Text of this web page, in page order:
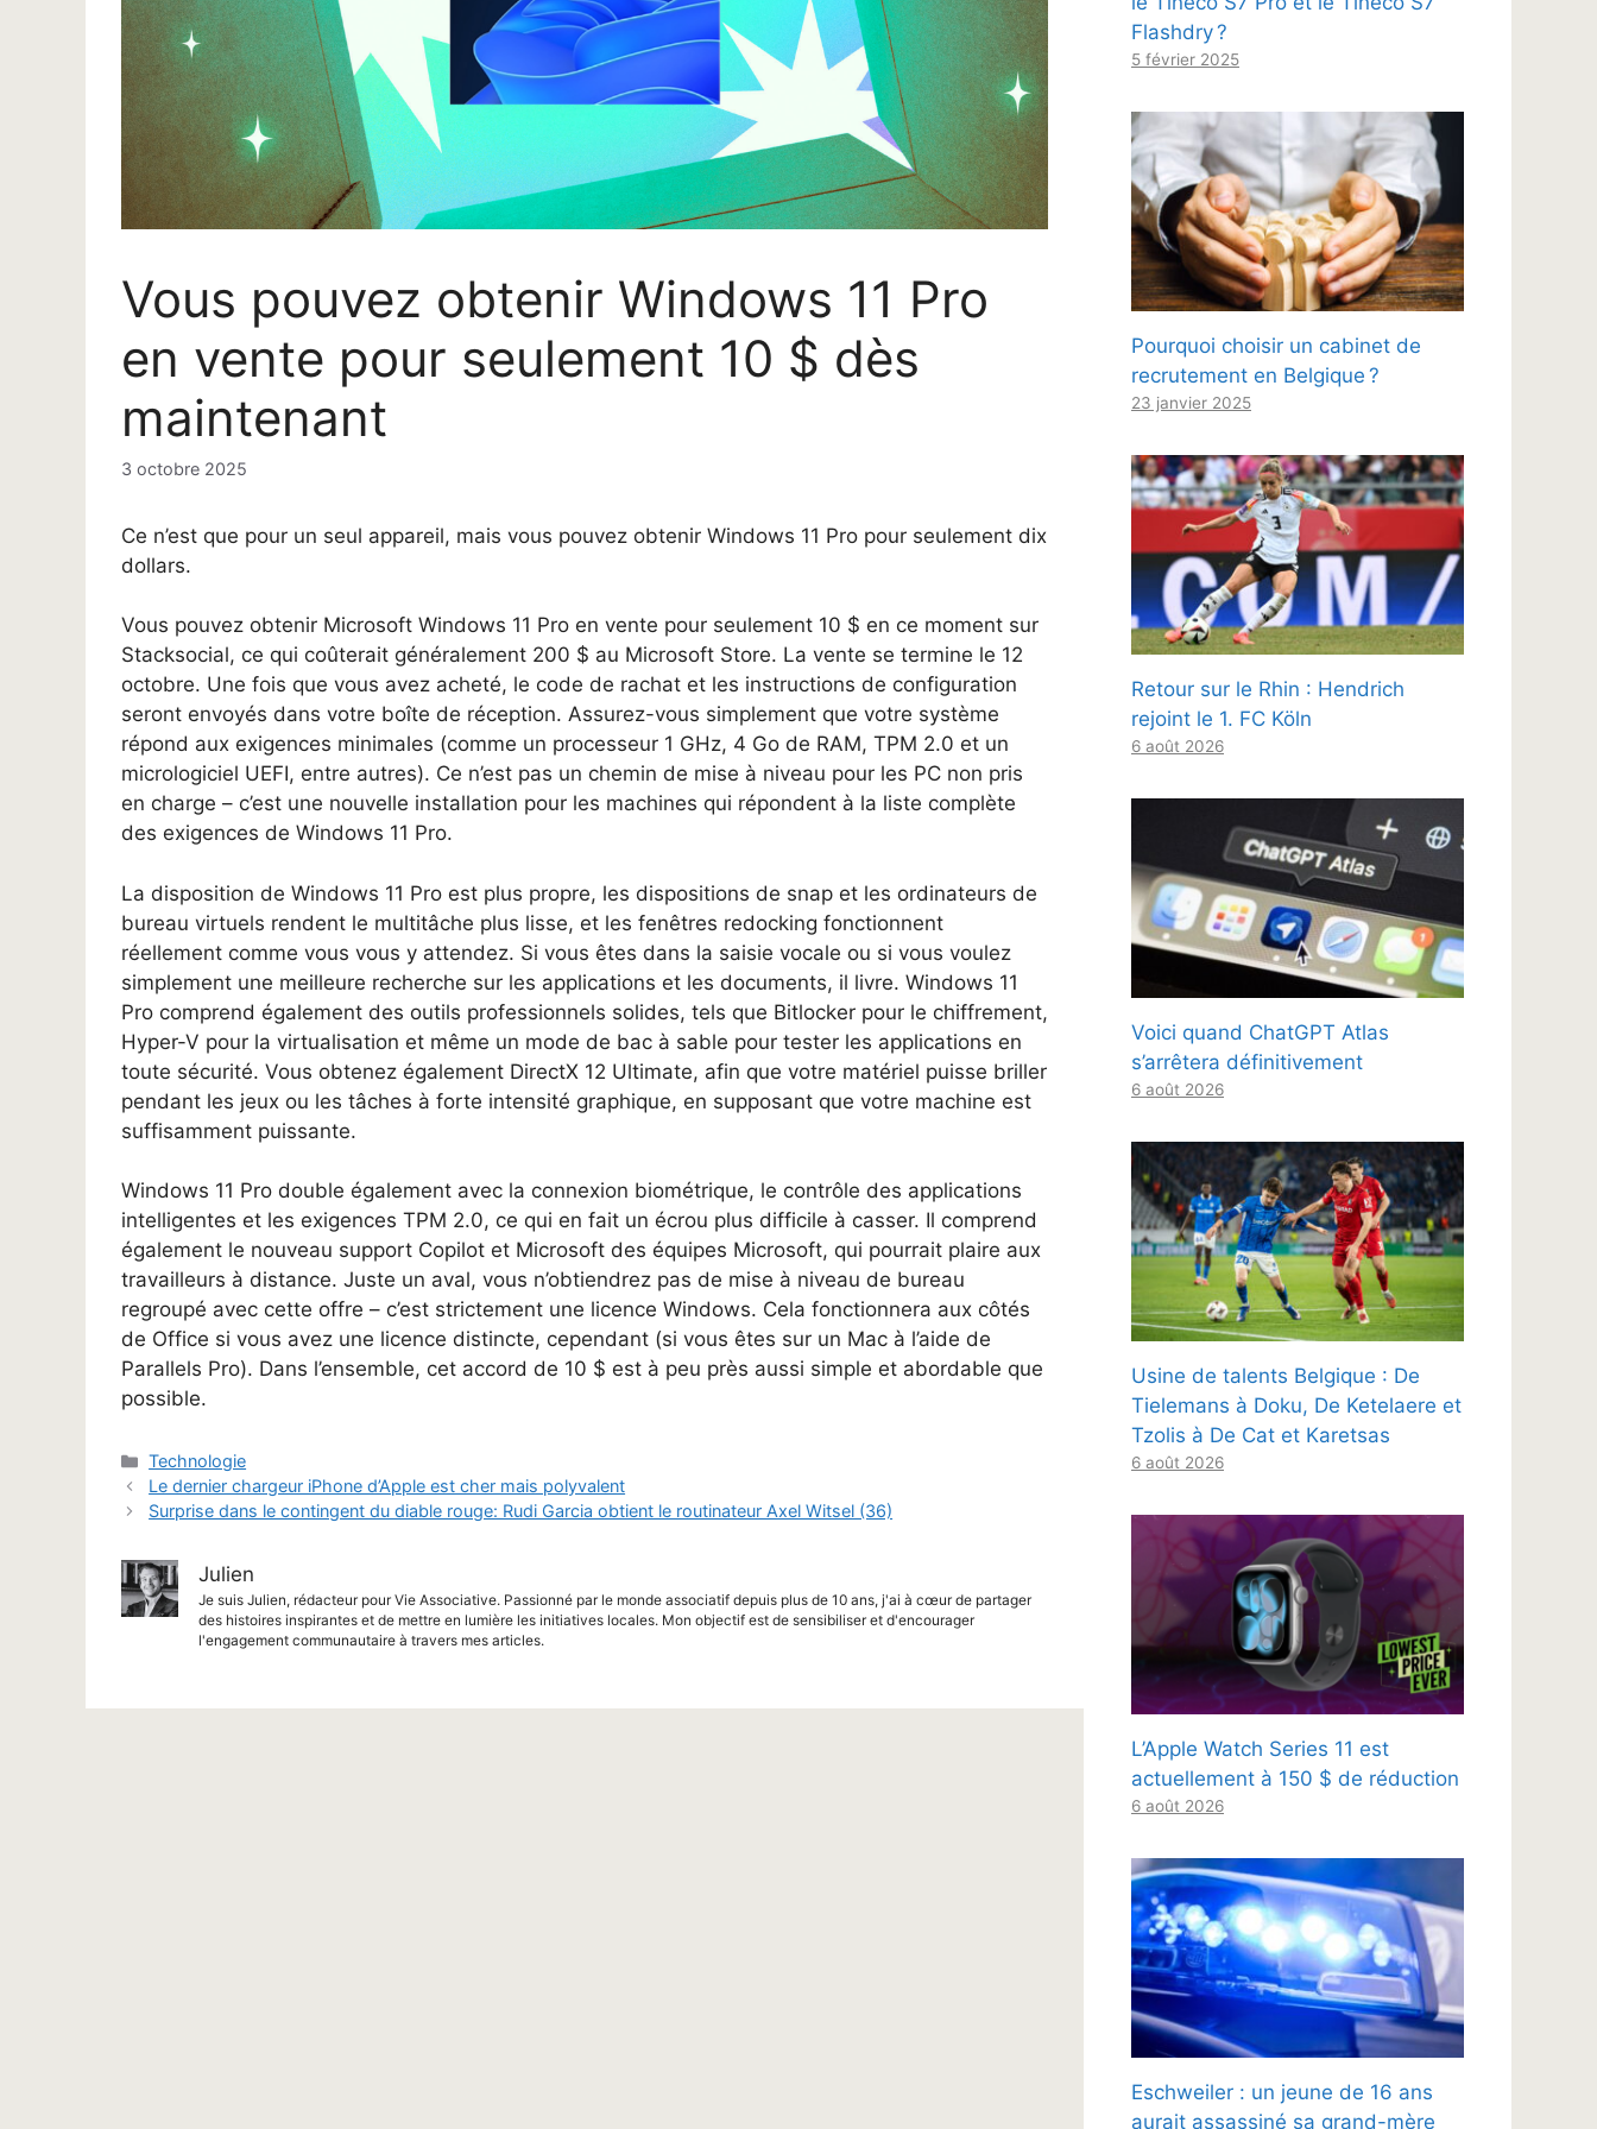
Vous pouvez obtenir Windows 11 Pro
en vente pour seulement 10 $ dès
maintenant
3 octobre 2025
Ce n’est que pour un seul appareil, mais vous pouvez obtenir Windows 11 Pro pour seulement dix
dollars.
Vous pouvez obtenir Microsoft Windows 11 Pro en vente pour seulement 10 $ en ce moment sur
Stacksocial, ce qui coûterait généralement 200 $ au Microsoft Store. La vente se termine le 12
octobre. Une fois que vous avez acheté, le code de rachat et les instructions de configuration
seront envoyés dans votre boîte de réception. Assurez-vous simplement que votre système
répond aux exigences minimales (comme un processeur 1 GHz, 4 Go de RAM, TPM 2.0 et un
micrologiciel UEFI, entre autres). Ce n’est pas un chemin de mise à niveau pour les PC non pris
en charge – c’est une nouvelle installation pour les machines qui répondent à la liste complète
des exigences de Windows 11 Pro.
La disposition de Windows 11 Pro est plus propre, les dispositions de snap et les ordinateurs de
bureau virtuels rendent le multitâche plus lisse, et les fenêtres redocking fonctionnent
réellement comme vous vous y attendez. Si vous êtes dans la saisie vocale ou si vous voulez
simplement une meilleure recherche sur les applications et les documents, il livre. Windows 11
Pro comprend également des outils professionnels solides, tels que Bitlocker pour le chiffrement,
Hyper-V pour la virtualisation et même un mode de bac à sable pour tester les applications en
toute sécurité. Vous obtenez également DirectX 12 Ultimate, afin que votre matériel puisse briller
pendant les jeux ou les tâches à forte intensité graphique, en supposant que votre machine est
suffisamment puissante.
Windows 11 Pro double également avec la connexion biométrique, le contrôle des applications
intelligentes et les exigences TPM 2.0, ce qui en fait un écrou plus difficile à casser. Il comprend
également le nouveau support Copilot et Microsoft des équipes Microsoft, qui pourrait plaire aux
travailleurs à distance. Juste un aval, vous n’obtiendrez pas de mise à niveau de bureau
regroupé avec cette offre – c’est strictement une licence Windows. Cela fonctionnera aux côtés
de Office si vous avez une licence distincte, cependant (si vous êtes sur un Mac à l’aide de
Parallels Pro). Dans l’ensemble, cet accord de 10 $ est à peu près aussi simple et abordable que
possible.
Catégories
Technologie
Le dernier chargeur iPhone d’Apple est cher mais polyvalent
Surprise dans le contingent du diable rouge: Rudi Garcia obtient le routinateur Axel Witsel (36)
Julien
Je suis Julien, rédacteur pour Vie Associative. Passionné par le monde associatif depuis plus de 10 ans, j'ai à cœur de partager
des histoires inspirantes et de mettre en lumière les initiatives locales. Mon objectif est de sensibiliser et d'encourager
l'engagement communautaire à travers mes articles.
Flashdry ?
5 février 2025
Pourquoi choisir un cabinet de
recrutement en Belgique ?
23 janvier 2025
Retour sur le Rhin : Hendrich
rejoint le 1. FC Köln
6 août 2026
Voici quand ChatGPT Atlas
s’arrêtera définitivement
6 août 2026
Usine de talents Belgique : De
Tielemans à Doku, De Ketelaere et
Tzolis à De Cat et Karetsas
6 août 2026
L’Apple Watch Series 11 est
actuellement à 150 $ de réduction
6 août 2026
Eschweiler : un jeune de 16 ans
aurait assassiné sa grand-mère